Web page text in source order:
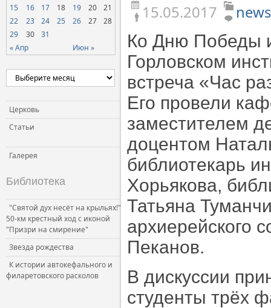
Официальная хроника
СОЦИАЛЬНОЕ
СЛУЖЕНИЕ
Церковь и власть
Церковь и общество
Церковь и СМИ
« Апр Июн »
15
16 17 18 19 20
21
22
23 24 25 26 27
28
29
30 31
Церковь
Статьи
Галерея
Библиотека
"Святой дух несёт на крыльях!"
50-км крестный ход с иконой
"Призри на смирение"
Звезда рождества
К истории автокефального и
филаретовского расколов
15.05.2017
news
Ко Дню Победы
Горловском
встреча «Час
Его провели
заместителем
доцентом
библиотекарь
Хорьякова,
Татьяна
архиерейского
Пеканов.
В дискуссии
студенты трёх